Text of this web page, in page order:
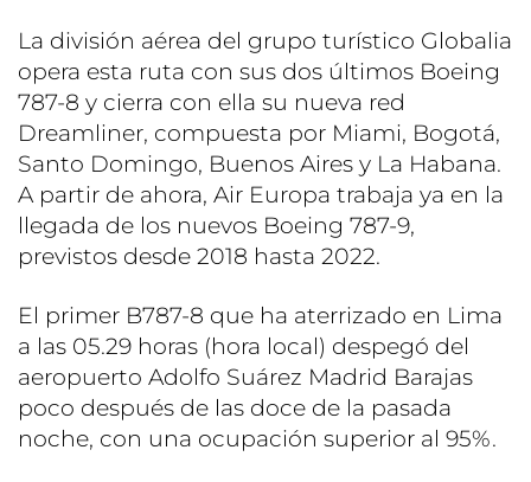
La división aérea del grupo turístico Globalia
opera esta ruta con sus dos últimos Boeing
787-8 y cierra con ella su nueva red
Dreamliner, compuesta por Miami, Bogotá,
Santo Domingo, Buenos Aires y La Habana.
A partir de ahora, Air Europa trabaja ya en la
llegada de los nuevos Boeing 787-9,
previstos desde 2018 hasta 2022.
El primer B787-8 que ha aterrizado en Lima
a las 05.29 horas (hora local) despegó del
aeropuerto Adolfo Suárez Madrid Barajas
poco después de las doce de la pasada
noche, con una ocupación superior al 95%.